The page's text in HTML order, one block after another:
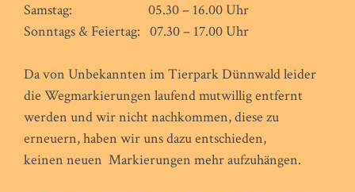
Samstag: 05.30 – 16.00 Uhr
Sonntags & Feiertag: 07.30 – 17.00 Uhr
Da von Unbekannten im Tierpark Dünnwald leider
die Wegmarkierungen laufend mutwillig entfernt
werden und wir nicht nachkommen, diese zu
erneuern, haben wir uns dazu entschieden,
keinen neuen Markierungen mehr aufzuhängen.